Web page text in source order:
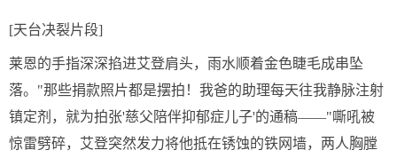
[天台决裂片段]
莱恩的手指深深掐进艾登肩头，雨水顺着金色睫毛成串坠
落。"那些捐款照片都是摆拍！我爸的助理每天往我静脉注射
镇定剂，就为拍张'慈父陪伴抑郁症儿子'的通稿——"嘶吼被
惊雷劈碎，艾登突然发力将他抵在锈蚀的铁网墙，两人胸膛